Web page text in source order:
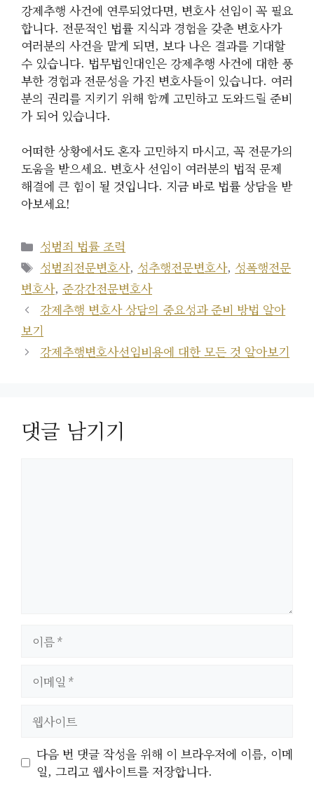
강제추행 사건에 연루되었다면, 변호사 선임이 꼭 필요
합니다. 전문적인 법률 지식과 경험을 갖춘 변호사가
여러분의 사건을 맡게 되면, 보다 나은 결과를 기대할
수 있습니다. 법무법인대인은 강제추행 사건에 대한 풍
부한 경험과 전문성을 가진 변호사들이 있습니다. 여러
분의 권리를 지키기 위해 함께 고민하고 도와드릴 준비
가 되어 있습니다.
어떠한 상황에서도 혼자 고민하지 마시고, 꼭 전문가의
도움을 받으세요. 변호사 선임이 여러분의 법적 문제
해결에 큰 힘이 될 것입니다. 지금 바로 법률 상담을 받
아보세요!
카
테
고
리
성범죄 법률 조력
태
그
성범죄전문변호사, 성추행전문변호사, 성폭행전문
변호사, 준강간전문변호사
강제추행 변호사 상담의 중요성과 준비 방법 알아
보기
강제추행변호사선임비용에 대한 모든 것 알아보기
댓글 남기기
트
다음 번 댓글 작성을 위해 이 브라우저에 이름, 이메
일, 그리고 웹사이트를 저장합니다.